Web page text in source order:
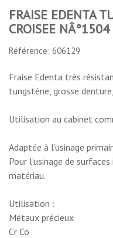
FRAISE EDENTA
CROISEE
Référence: 606129
Fraise Edenta très
tungstène, grosse
Utilisation au cabinet
Adaptée à l’usinage
Pour l’usinage de
matériau.
Utilisation :
Métaux précieux
Cr Co